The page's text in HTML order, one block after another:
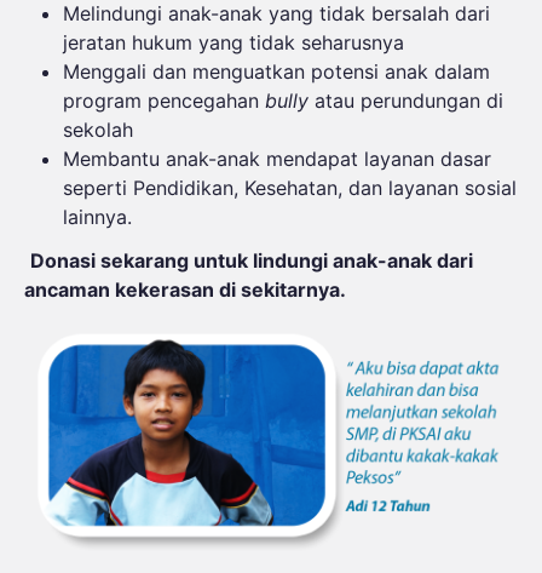
Melindungi anak-anak yang tidak bersalah dari
jeratan hukum yang tidak seharusnya
Menggali dan menguatkan potensi anak dalam
program pencegahan bully atau perundungan di
sekolah
Membantu anak-anak mendapat layanan dasar
seperti Pendidikan, Kesehatan, dan layanan sosial
lainnya.
Donasi sekarang untuk lindungi anak-anak dari
ancaman kekerasan di sekitarnya.